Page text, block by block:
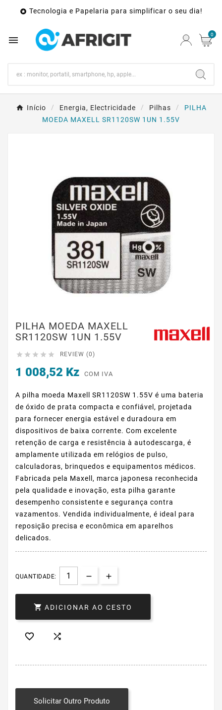
 Tecnologia e Papelaria para simplificar o seu dia!
 0
Início Energia, Electricidade Pilhas
PILHA
MOEDA MAXELL SR1120SW 1UN 1.55V
PILHA MOEDA MAXELL
SR1120SW 1UN 1.55V
     REVIEW (0)
1 008,52 Kz COM IVA
A pilha moeda Maxell SR1120SW 1.55V é uma bateria
de óxido de prata compacta e confiável, projetada
para fornecer energia estável e duradoura em
dispositivos de baixa corrente. Com excelente
retenção de carga e resistência à autodescarga, é
amplamente utilizada em relógios de pulso,
calculadoras, brinquedos e equipamentos médicos.
Fabricada pela Maxell, marca japonesa reconhecida
pela qualidade e inovação, esta pilha garante
desempenho consistente e segurança contra
vazamentos. Vendida individualmente, é ideal para
reposição precisa e econômica em aparelhos
delicados.
QUANTIDADE:
 ADICIONAR AO CESTO
 
Solicitar Outro Produto